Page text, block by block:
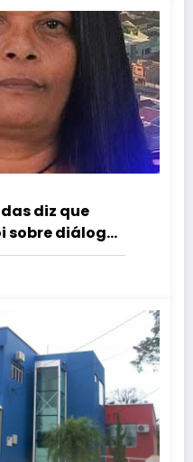
diz que
sobre diálogo